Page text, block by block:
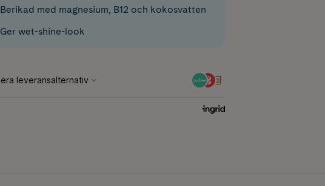
Berikad med magnesium, B12 och kokosvatten
Ger wet-shine-look